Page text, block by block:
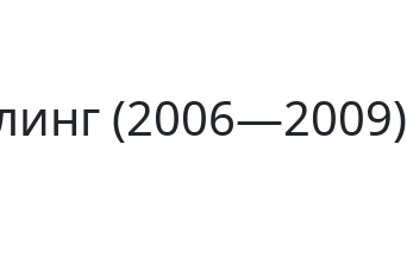
(2006—2009)